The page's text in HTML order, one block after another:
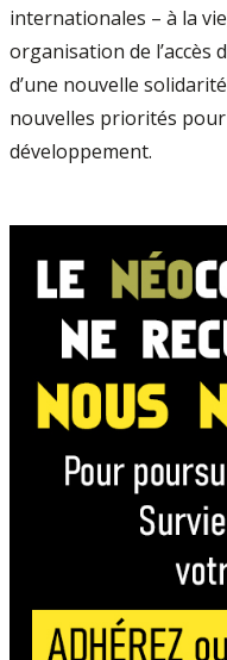
internationales – à la
organisation de l’accès
d’une nouvelle
nouvelles priorités pour
développement.